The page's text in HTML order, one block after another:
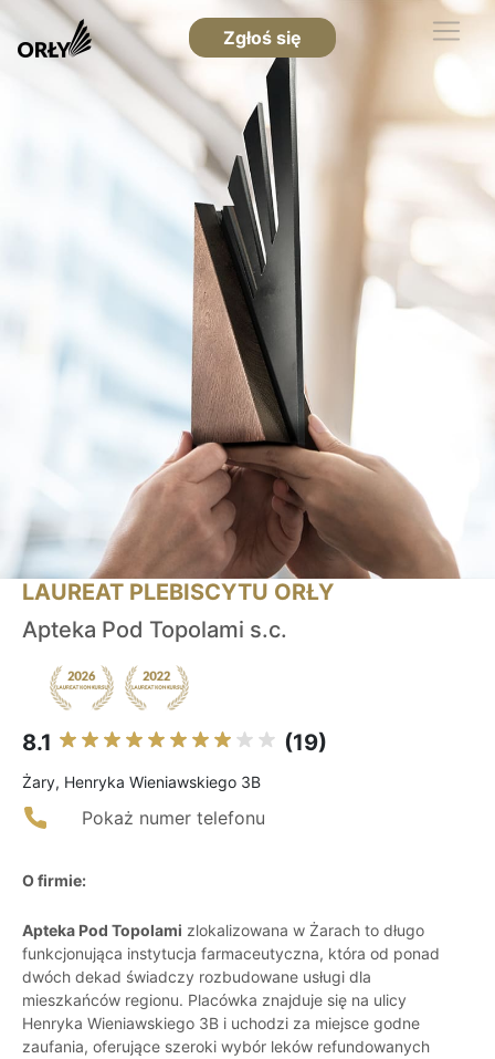
Zgłoś się
LAUREAT PLEBISCYTU ORŁY
Apteka Pod Topolami s.c.
8.1 (19)
Żary, Henryka Wieniawskiego 3B
Pokaż numer telefonu
O firmie:
Apteka Pod Topolami zlokalizowana w Żarach to długo
funkcjonująca instytucja farmaceutyczna, która od ponad
dwóch dekad świadczy rozbudowane usługi dla
mieszkańców regionu. Placówka znajduje się na ulicy
Henryka Wieniawskiego 3B i uchodzi za miejsce godne
zaufania, oferujące szeroki wybór leków refundowanych